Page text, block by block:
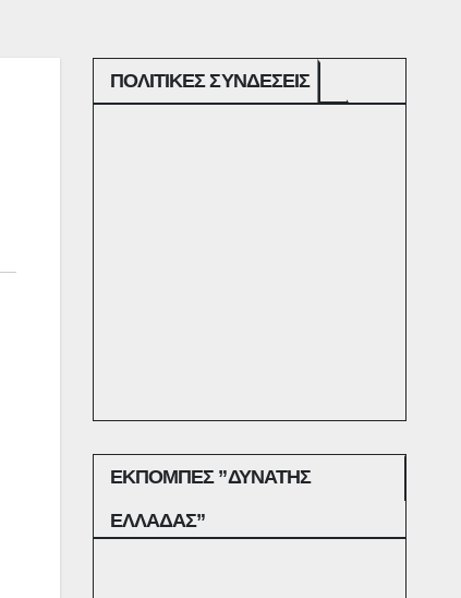
ΠΟΛΙΤΙΚΕΣ ΣΥΝΔΕΣΕΙΣ
ΕΚΠΟΜΠΕΣ ”ΔΥΝΑΤΗΣ
ΕΛΛΑΔΑΣ”